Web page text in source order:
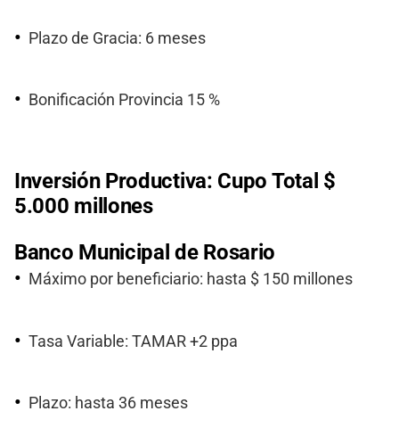
Plazo de Gracia: 6 meses
Bonificación Provincia 15 %
Inversión Productiva: Cupo Total $
5.000 millones
Banco Municipal de Rosario
Máximo por beneficiario: hasta $ 150 millones
Tasa Variable: TAMAR +2 ppa
Plazo: hasta 36 meses